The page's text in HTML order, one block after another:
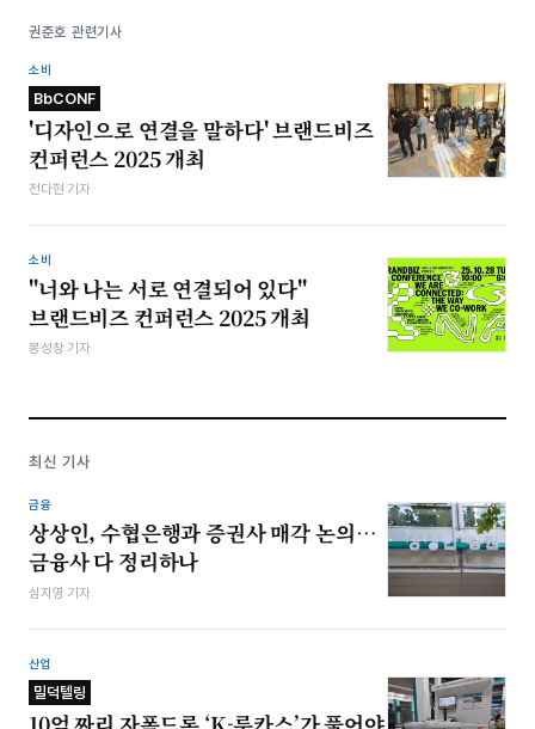
권준호 관련기사
소비
BbCONF
'디자인으로 연결을 말하다' 브랜드비즈
컨퍼런스 2025 개최
전다현 기자
소비
"너와 나는 서로 연결되어 있다"
브랜드비즈 컨퍼런스 2025 개최
봉성창 기자
최신 기사
금융
상상인, 수협은행과 증권사 매각 논의…
금융사 다 정리하나
심지영 기자
산업
밀덕텔링